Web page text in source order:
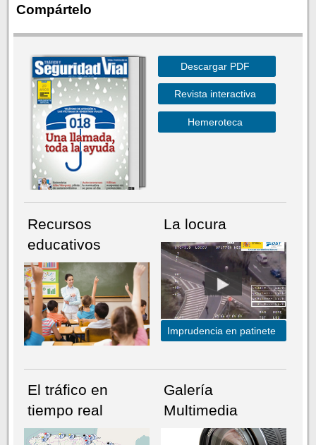
Compártelo
Descargar PDF
Revista interactiva
Hemeroteca
Recursos
educativos
La locura
Imprudencia en patinete
El tráfico en
tiempo real
Galería
Multimedia